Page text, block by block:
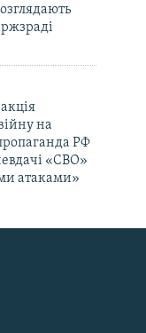
на
РФ
«СВО»
атаками»